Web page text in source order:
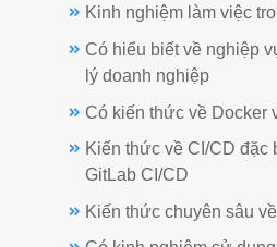
Kinh nghiệm làm việc
Có hiểu biết về nghiệp
lý doanh nghiệp
Có kiến thức về Docker
Kiến thức về CI/CD đặc
GitLab CI/CD
Kiến thức chuyên sâu